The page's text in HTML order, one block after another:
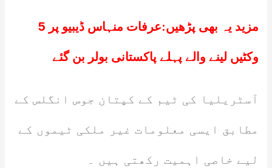
مزید یہ بھی پڑھیں: عرفات منہاس ڈیبیو پر 5
وکٹیں لینے والے پہلے پاکستانی بولر بن گئے
آسٹریلیا کی ٹیم کے کپتان جوس انگلس کے
مطابق ایسی معلومات غیر ملکی ٹیموں کے
لیے خاصی اہمیت رکھتی ہیں ۔